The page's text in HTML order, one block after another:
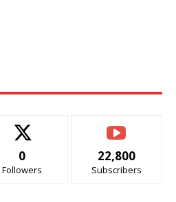
0
Followers
22,800
Subscribers